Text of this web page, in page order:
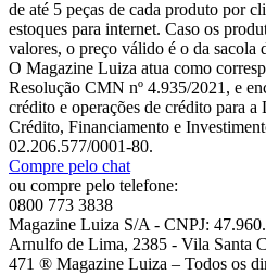
de até 5 peças de cada produto por
estoques para internet. Caso os
valores, o preço válido é o da sacola
O Magazine Luiza atua como
Resolução CMN nº 4.935/2021, e
crédito e operações de crédito para
Crédito, Financiamento e
02.206.577/0001-80.
Compre pelo chat
ou compre pelo telefone:
0800 773 3838
Magazine Luiza S/A - CNPJ:
Arnulfo de Lima, 2385 - Vila Santa
471 ® Magazine Luiza – Todos os